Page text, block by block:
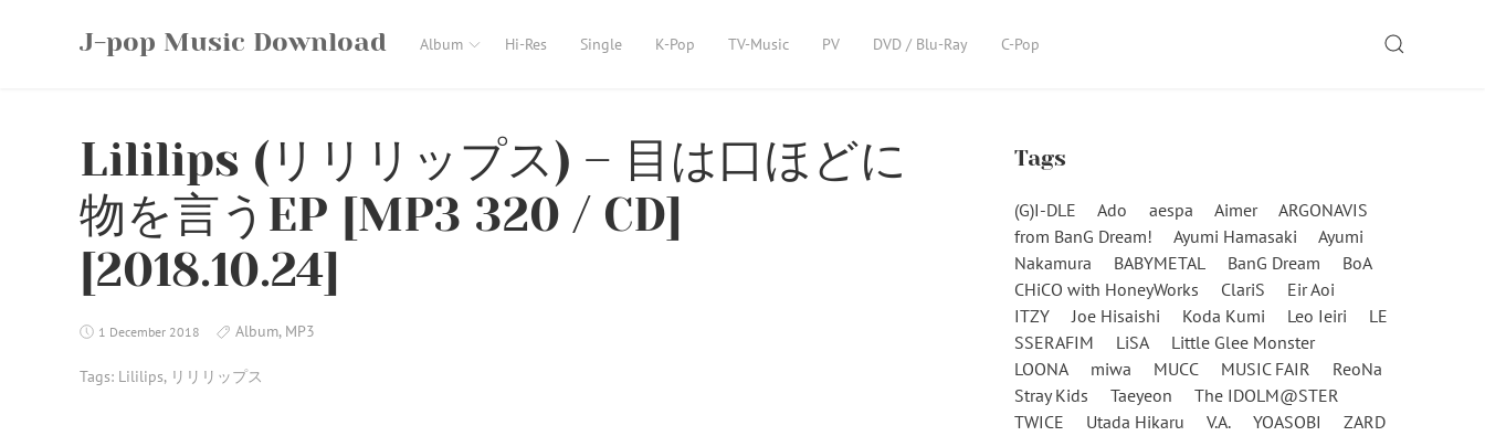
J-pop Music Download Album Hi-Res Single K-Pop TV-Music PV DVD / Blu-Ray C-Pop SEARCH
Lililips (リリリップス) – 目は口ほどに
物を言うEP [MP3 320 / CD]
[2018.10.24]
1 December 2018 Album, MP3
Tags: Lililips, リリリップス
Tags
(G)I-DLE Ado aespa Aimer
ARGONAVIS
from BanG Dream!
Ayumi Hamasaki
Ayumi
Nakamura
BABYMETAL BanG Dream
BoA
CHiCO with HoneyWorks
ClariS
Eir Aoi
ITZY
Joe Hisaishi Koda Kumi Leo Ieiri
LE
SSERAFIM
LiSA
Little Glee Monster
LOONA
miwa MUCC MUSIC FAIR
ReoNa
Stray Kids
Taeyeon
The IDOLM@STER
TWICE
Utada Hikaru V.A. YOASOBI
ZARD